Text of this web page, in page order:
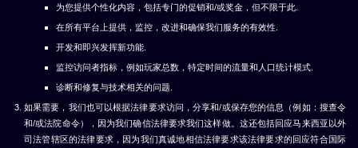
为您提供个性化内容，包括专门的促销和/或奖金，但不限于此.
在所有平台上提供，监控，改进和确保我们服务的有效性.
开发和即兴发挥新功能.
监控访问者指标，例如玩家总数，特定时间的流量和人口统计模式.
诊断和修复与技术相关的问题.
如果需要，我们也可以根据法律要求访问，分享和/或保存您的信息（例如：搜查令
和/或法院命令），因为我们确信法律要求我们这样做。这还包括回应马来西亚以外
司法管辖区的法律要求，因为我们真诚地相信法律要求该法律要求的回应符合国际